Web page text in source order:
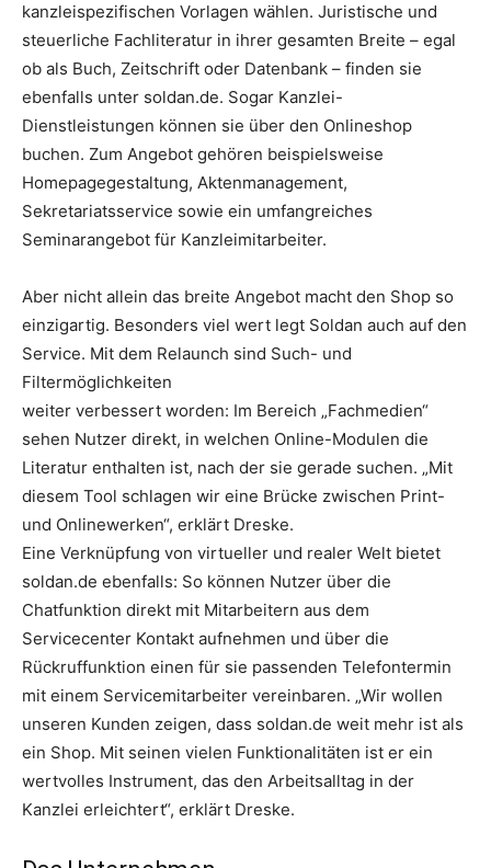
kanzleispezifischen Vorlagen wählen. Juristische und
steuerliche Fachliteratur in ihrer gesamten Breite – egal
ob als Buch, Zeitschrift oder Datenbank – finden sie
ebenfalls unter soldan.de. Sogar Kanzlei-
Dienstleistungen können sie über den Onlineshop
buchen. Zum Angebot gehören beispielsweise
Homepagegestaltung, Aktenmanagement,
Sekretariatsservice sowie ein umfangreiches
Seminarangebot für Kanzleimitarbeiter.
Aber nicht allein das breite Angebot macht den Shop so
einzigartig. Besonders viel wert legt Soldan auch auf den
Service. Mit dem Relaunch sind Such- und
Filtermöglichkeiten
weiter verbessert worden: Im Bereich „Fachmedien“
sehen Nutzer direkt, in welchen Online-Modulen die
Literatur enthalten ist, nach der sie gerade suchen. „Mit
diesem Tool schlagen wir eine Brücke zwischen Print-
und Onlinewerken“, erklärt Dreske.
Eine Verknüpfung von virtueller und realer Welt bietet
soldan.de ebenfalls: So können Nutzer über die
Chatfunktion direkt mit Mitarbeitern aus dem
Servicecenter Kontakt aufnehmen und über die
Rückruffunktion einen für sie passenden Telefontermin
mit einem Servicemitarbeiter vereinbaren. „Wir wollen
unseren Kunden zeigen, dass soldan.de weit mehr ist als
ein Shop. Mit seinen vielen Funktionalitäten ist er ein
wertvolles Instrument, das den Arbeitsalltag in der
Kanzlei erleichtert“, erklärt Dreske.